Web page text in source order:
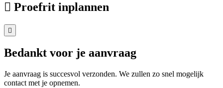
Proefrit inplannen
Bedankt voor je aanvraag
Je aanvraag is succesvol verzonden. We zullen zo snel mogelijk
contact met je opnemen.